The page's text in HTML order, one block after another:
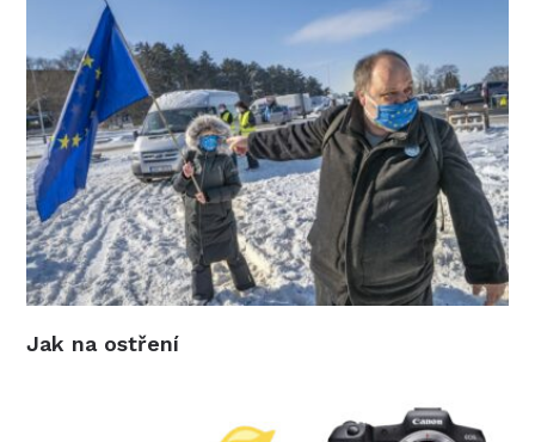
Jak na ostření